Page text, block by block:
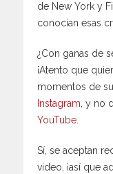
de New York y
conocían esas
¿Con ganas de
¡Atento que
momentos de
Instagram, y no
YouTube.
Sí, se aceptan
video, ¡así que